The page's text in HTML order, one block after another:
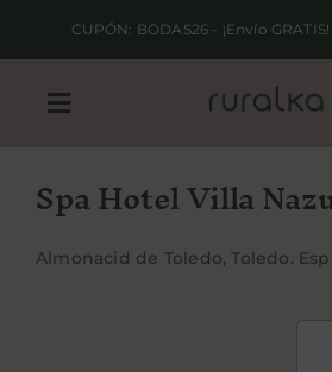
CUPÓN: BODAS26 - ¡Envío
Toggle
REGALA RURALKA
HAZ TU RESERVA
Spa Hotel Villa
Almonacid de Toledo, Toledo.